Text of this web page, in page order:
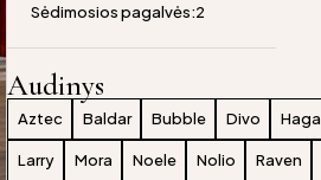
Sėdimosios pagalvės:2
Audinys
Aztec Baldar Bubble Divo Haga
Larry Mora Noele Nolio Raven